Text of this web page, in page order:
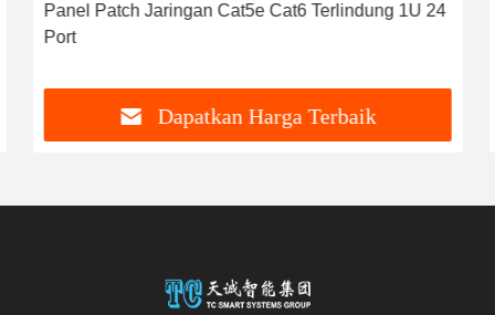
Panel Patch Jaringan Cat5e Cat6 Terlindung 1U 24
Port
Dapatkan Harga Terbaik